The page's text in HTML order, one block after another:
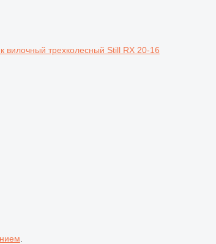
вилочный трехколесный Still RX 20-16